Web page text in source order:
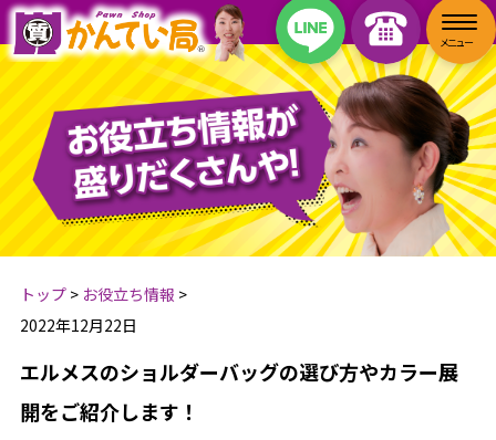
トップ> お役立ち情報 >
2022年12月22日
エルメスのショルダーバッグの選び方やカラー展
開をご紹介します！